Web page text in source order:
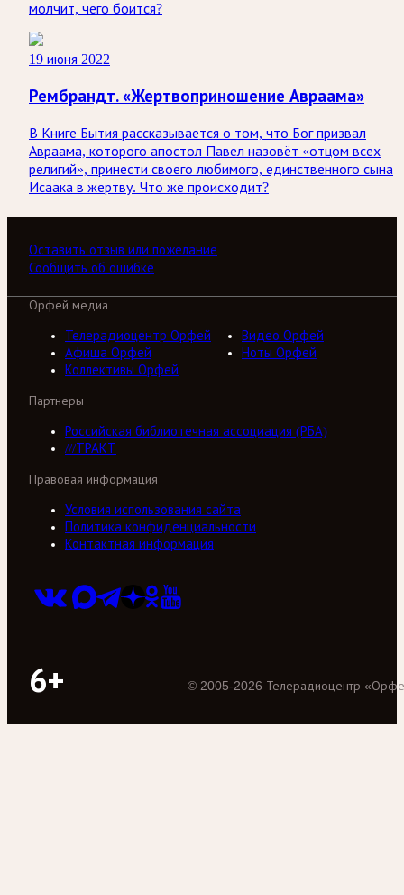
молчит, чего боится?
19 июня 2022
Рембрандт. «Жертвоприношение Авраама»
В Книге Бытия рассказывается о том, что Бог призвал
Авраама, которого апостол Павел назовёт «отцом всех
религий», принести своего любимого, единственного сына
Исаака в жертву. Что же происходит?
Оставить отзыв или пожелание
Сообщить об ошибке
Орфей медиа
Телерадиоцентр Орфей
Видео Орфей
Афиша Орфей
Ноты Орфей
Коллективы Орфей
Партнеры
Российская библиотечная ассоциация (РБА)
///ТРАКТ
Правовая информация
Условия использования сайта
Политика конфиденциальности
Контактная информация
6+ © 2005-2026 Телерадиоцентр